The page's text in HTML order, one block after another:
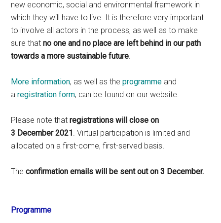
new economic, social and environmental framework in
which they will have to live. It is therefore very important
to involve all actors in the process, as well as to make
sure thatno one and no place are left behind in our path
towards a more sustainable future.
More information, as well as theprogramme and
aregistration form, can be found on our website.
Please note thatregistrations will close on
3 December 2021 . Virtual participation is limited and
allocated on a first-come, first-served basis.
Theconfirmation emails will be sent out on 3 December.
Programme